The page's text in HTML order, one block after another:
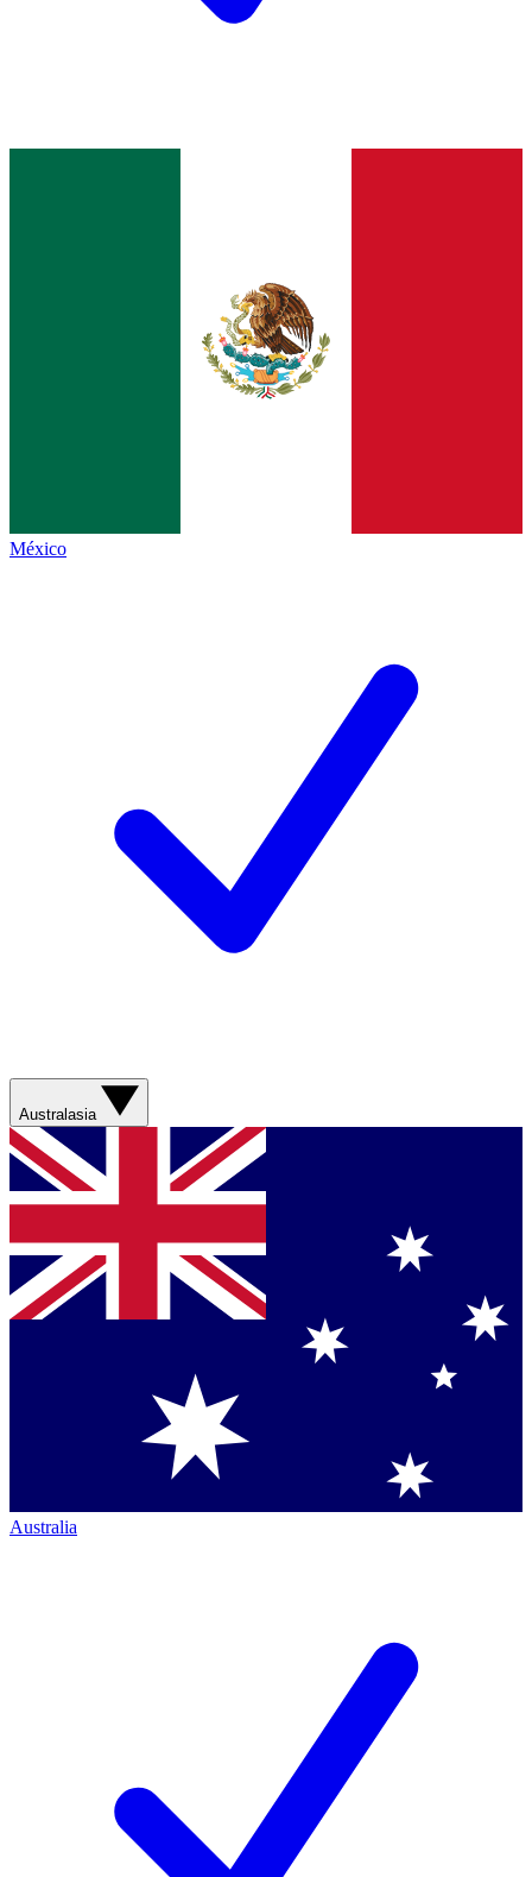
México
Australasia
Australia